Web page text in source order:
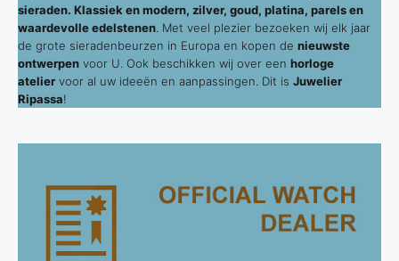
sieraden. Klassiek en modern, zilver, goud, platina, parels en
waardevolle edelstenen . Met veel plezier bezoeken wij elk jaar
de grote sieradenbeurzen in Europa en kopen de nieuwste
ontwerpen voor U. Ook beschikken wij over een horloge
atelier voor al uw ideeën en aanpassingen. Dit is Juwelier
Ripassa!